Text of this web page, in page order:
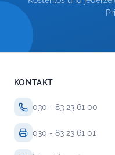
KONTAKT
030 - 83 23 61 00
030 - 83 23 61 01